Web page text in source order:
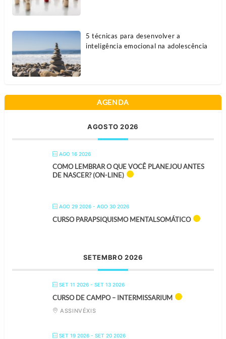
5 técnicas para desenvolver a
inteligência emocional na adolescência
AGENDA
AGOSTO 2026
AGO 16 2026
COMO LEMBRAR O QUE VOCÊ PLANEJOU ANTES
DE NASCER? (ON-LINE)
AGO 29 2026- AGO 30 2026
CURSO PARAPSIQUISMO MENTALSOMÁTICO
SETEMBRO 2026
SET 11 2026- SET 13 2026
CURSO DE CAMPO – INTERMISSARIUM
ASSINVÉXIS
SET 19 2026- SET 20 2026